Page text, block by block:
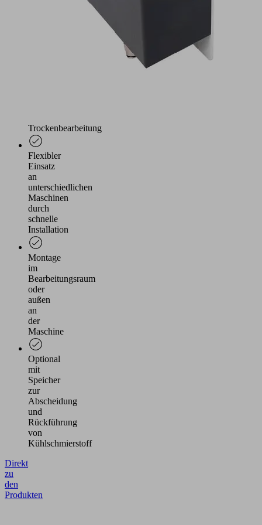
Trockenbearbeitung
Flexibler
Einsatz
an
unterschiedlichen
Maschinen
durch
schnelle
Installation
Montage
im
Bearbeitungsraum
oder
außen
an
der
Maschine
Optional
mit
Speicher
zur
Abscheidung
und
Rückführung
von
Kühlschmierstoff
Direkt
zu
den
Produkten